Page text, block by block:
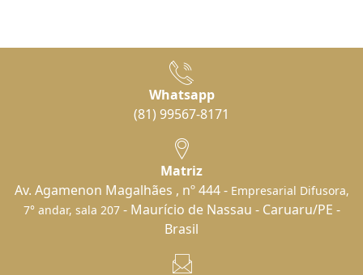
Whatsapp
(81) 99567-8171
Matriz
Av. Agamenon Magalhães , nº 444 - Empresarial Difusora,
7° andar, sala 207- Maurício de Nassau - Caruaru/PE -
Brasil